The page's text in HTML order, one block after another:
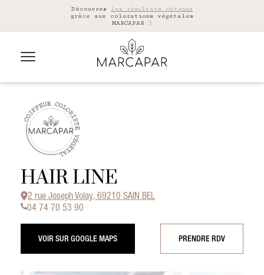
Découvrez les résultats obtenus
grâce aux colorations végétales
MARCAPAR !
HAIR LINE
2 rue Joseph Volay, 69210 SAIN BEL
04 74 70 53 90
VOIR SUR GOOGLE MAPS PRENDRE RDV